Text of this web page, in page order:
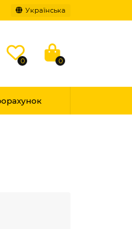
Українська
0 0